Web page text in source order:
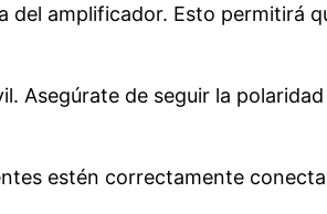
amplificador. Esto permitirá
Asegúrate de seguir la
estén correctamente